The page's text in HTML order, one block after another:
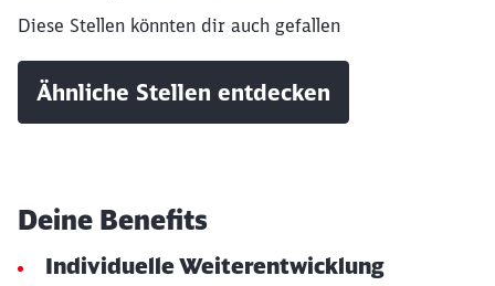
Diese Stellen könnten dir auch gefallen
Ähnliche Stellen entdecken
Deine Benefits
Individuelle Weiterentwicklung